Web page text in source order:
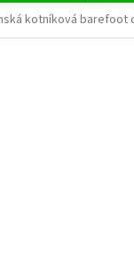
kotníková barefoot